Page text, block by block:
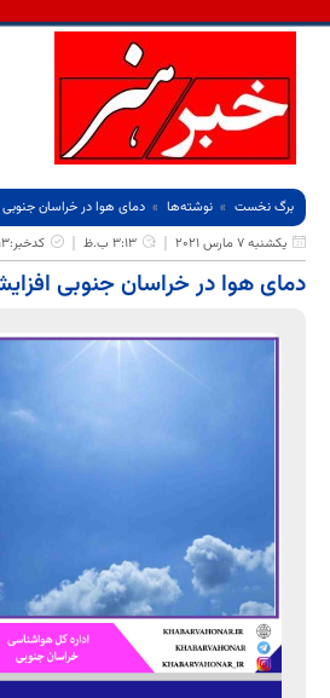
برگ نخست نوشته‌ها
دمای هوا در خراسان جنوبی
یکشنبه 7 مارس 2021
3:13 ب.ظ کدخبر:54513
دمای هوا در خراسان جنوبی